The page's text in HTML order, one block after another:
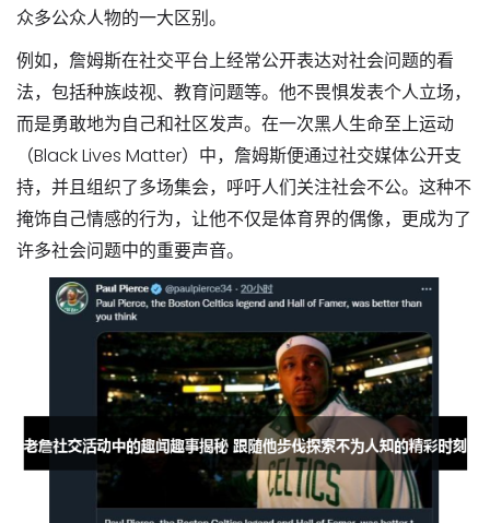
众多公众人物的一大区别。
例如，詹姆斯在社交平台上经常公开表达对社会问题的看
法，包括种族歧视、教育问题等。他不畏惧发表个人立场，
而是勇敢地为自己和社区发声。在一次黑人生命至上运动
（Black Lives Matter）中，詹姆斯便通过社交媒体公开支
持，并且组织了多场集会，呼吁人们关注社会不公。这种不
掩饰自己情感的行为，让他不仅是体育界的偶像，更成为了
许多社会问题中的重要声音。